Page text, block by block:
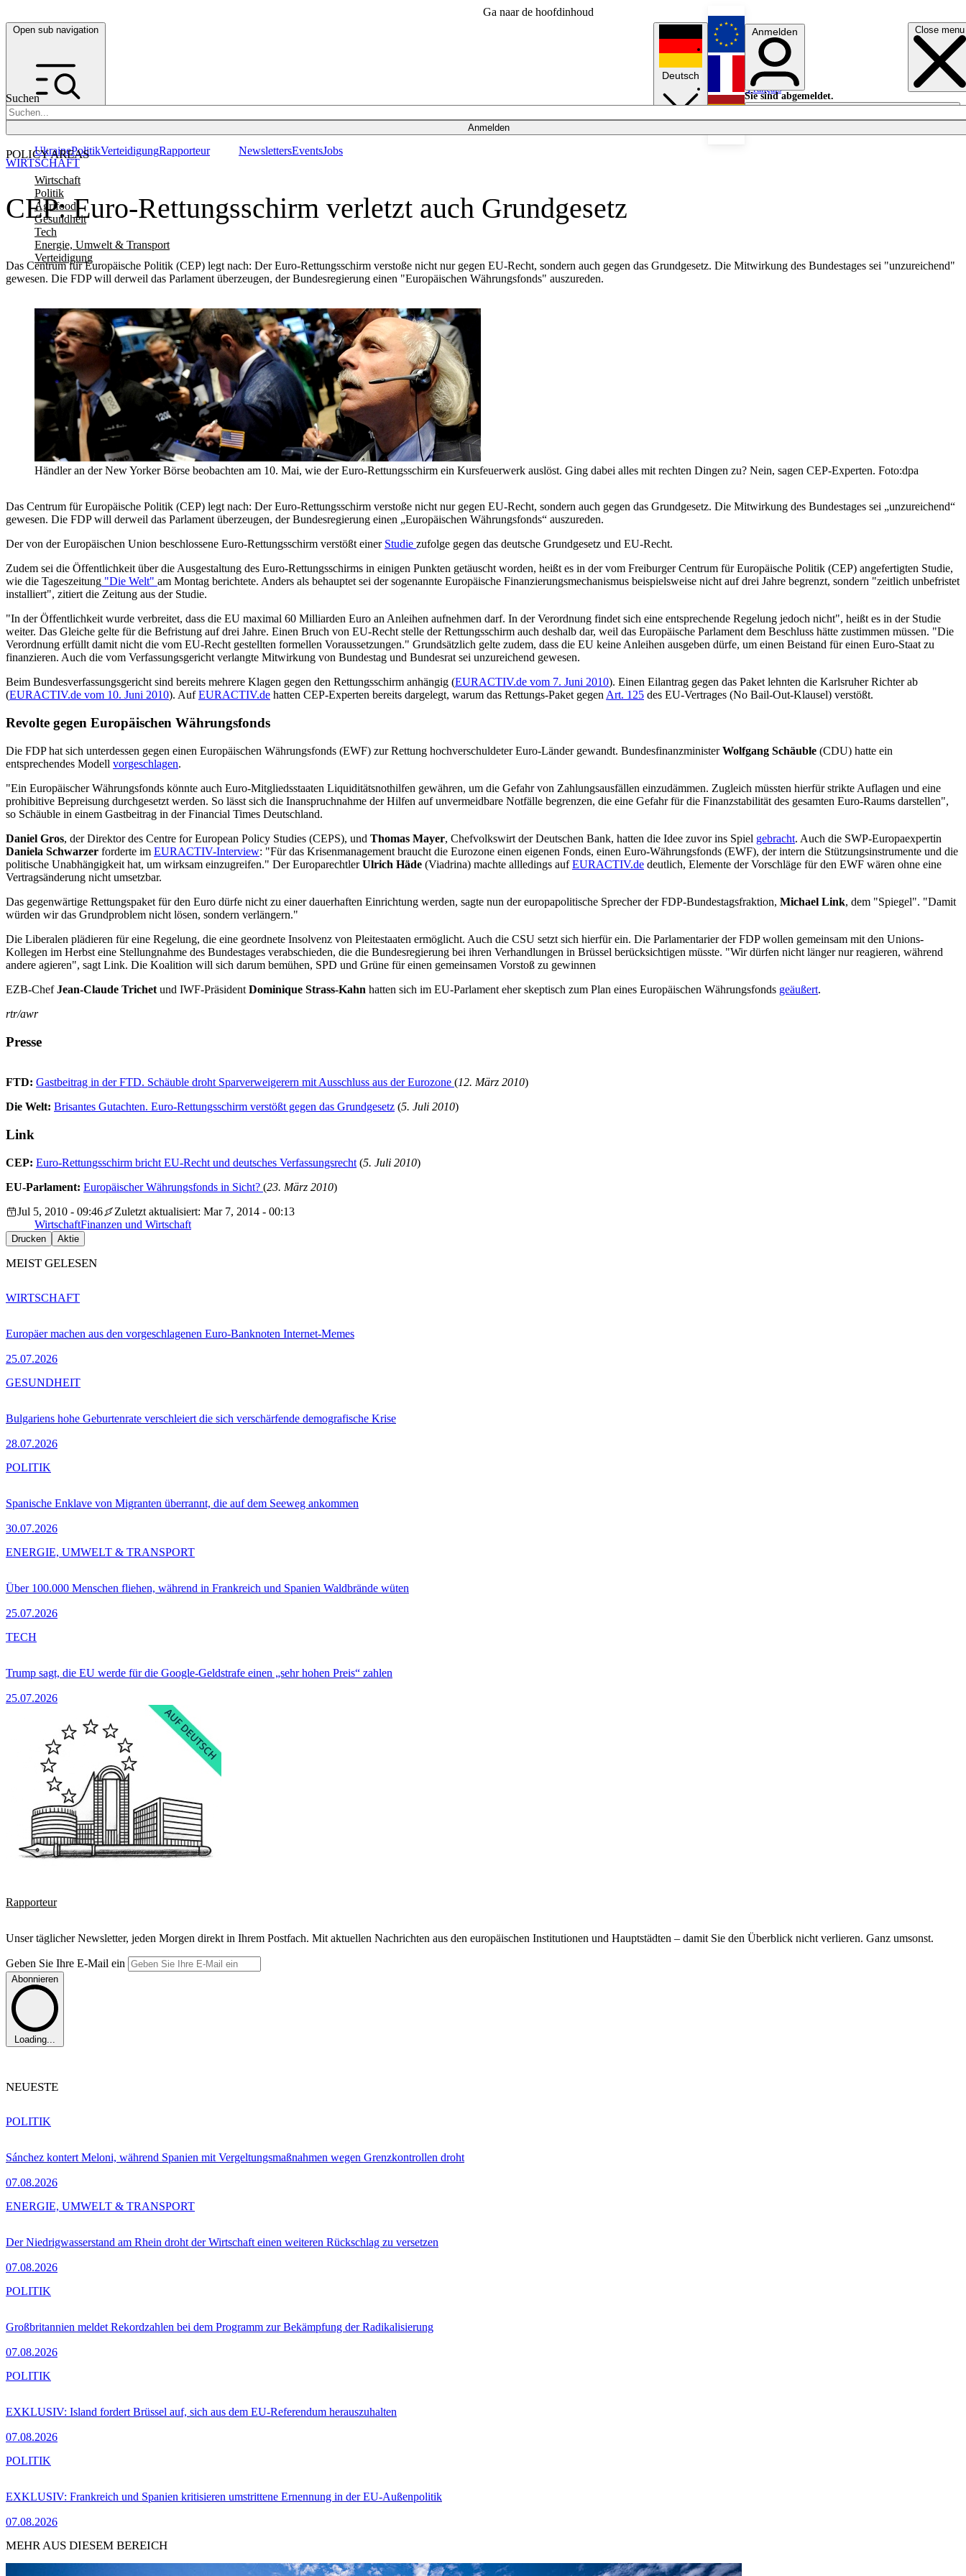
Ga naar de hoofdinhoud
Open sub navigation Close menu
Suchen
Anmelden
POLICY AREAS
Wirtschaft
Politik
Agrifood
Gesundheit
Tech
Energie, Umwelt & Transport
Verteidigung
UkrainePolitikVerteidigungRapporteur NewslettersEventsJobs
Deutsch
English
Français
Anmelden
Sie sind abgemeldet.
Anmelden
Licht aus
CEP: Euro-Rettungsschirm verletzt auch Grundgesetz
Das Centrum für Europäische Politik (CEP) legt nach: Der Euro-Rettungsschirm verstoße nicht nur gegen EU-Recht, sondern auch gegen das Grundgesetz. Die Mitwirkung des Bundestages sei "unzureichend"
gewesen. Die FDP will derweil das Parlament überzeugen, der Bundesregierung einen "Europäischen Währungsfonds" auszureden.
WIRTSCHAFT
Händler an der New Yorker Börse beobachten am 10. Mai, wie der Euro-Rettungsschirm ein Kursfeuerwerk auslöst. Ging dabei alles mit rechten Dingen zu? Nein, sagen CEP-Experten. Foto:dpa
Das Centrum für Europäische Politik (CEP) legt nach: Der Euro-Rettungsschirm verstoße nicht nur gegen EU-Recht, sondern auch gegen das Grundgesetz. Die Mitwirkung des Bundestages sei „unzureichend“
gewesen. Die FDP will derweil das Parlament überzeugen, der Bundesregierung einen „Europäischen Währungsfonds“ auszureden.
Der von der Europäischen Union beschlossene Euro-Rettungsschirm verstößt einer Studie zufolge gegen das deutsche Grundgesetz und EU-Recht.
Zudem sei die Öffentlichkeit über die Ausgestaltung des Euro-Rettungsschirms in einigen Punkten getäuscht worden, heißt es in der vom Freiburger Centrum für Europäische Politik (CEP) angefertigten Studie,
wie die Tageszeitung "Die Welt" am Montag berichtete. Anders als behauptet sei der sogenannte Europäische Finanzierungsmechanismus beispielsweise nicht auf drei Jahre begrenzt, sondern "zeitlich unbefristet
installiert", zitiert die Zeitung aus der Studie.
"In der Öffentlichkeit wurde verbreitet, dass die EU maximal 60 Milliarden Euro an Anleihen aufnehmen darf. In der Verordnung findet sich eine entsprechende Regelung jedoch nicht", heißt es in der Studie
weiter. Das Gleiche gelte für die Befristung auf drei Jahre. Einen Bruch von EU-Recht stelle der Rettungsschirm auch deshalb dar, weil das Europäische Parlament dem Beschluss hätte zustimmen müssen. "Die
Verordnung erfüllt damit nicht die vom EU-Recht gestellten formellen Voraussetzungen." Grundsätzlich gelte zudem, dass die EU keine Anleihen ausgeben dürfe, um einen Beistand für einen Euro-Staat zu
finanzieren. Auch die vom Verfassungsgericht verlangte Mitwirkung von Bundestag und Bundesrat sei unzureichend gewesen.
Beim Bundesverfassungsgericht sind bereits mehrere Klagen gegen den Rettungsschirm anhängig (EURACTIV.de vom 7. Juni 2010). Einen Eilantrag gegen das Paket lehnten die Karlsruher Richter ab
(EURACTIV.de vom 10. Juni 2010). AufEURACTIV.de hatten CEP-Experten bereits dargelegt, warum das Rettungs-Paket gegen Art. 125 des EU-Vertrages (No Bail-Out-Klausel) verstößt.
Revolte gegen Europäischen Währungsfonds
Die FDP hat sich unterdessen gegen einen Europäischen Währungsfonds (EWF) zur Rettung hochverschuldeter Euro-Länder gewandt. BundesfinanzministerWolfgang Schäuble (CDU) hatte ein
entsprechendes Modell vorgeschlagen.
"Ein Europäischer Währungsfonds könnte auch Euro-Mitgliedsstaaten Liquiditätsnothilfen gewähren, um die Gefahr von Zahlungsausfällen einzudämmen. Zugleich müssten hierfür strikte Auflagen und eine
prohibitive Bepreisung durchgesetzt werden. So lässt sich die Inanspruchnahme der Hilfen auf unvermeidbare Notfälle begrenzen, die eine Gefahr für die Finanzstabilität des gesamten Euro-Raums darstellen",
so Schäuble in einem Gastbeitrag in der Financial Times Deutschland.
Daniel Gros, der Direktor des Centre for European Policy Studies (CEPS), und Thomas Mayer, Chefvolkswirt der Deutschen Bank, hatten die Idee zuvor ins Spiel gebracht. Auch die SWP-Europaexpertin
Daniela Schwarzer forderte im EURACTIV-Interview: "Für das Krisenmanagement braucht die Eurozone einen eigenen Fonds, einen Euro-Währungsfonds (EWF), der intern die Stützungsinstrumente und die
politische Unabhängigkeit hat, um wirksam einzugreifen." Der EuroparechtlerUlrich Häde (Viadrina) machte allledings aufEURACTIV.de deutlich, Elemente der Vorschläge für den EWF wären ohne eine
Vertragsänderung nicht umsetzbar.
Das gegenwärtige Rettungspaket für den Euro dürfe nicht zu einer dauerhaften Einrichtung werden, sagte nun der europapolitische Sprecher der FDP-Bundestagsfraktion, Michael Link, dem "Spiegel". "Damit
würden wir das Grundproblem nicht lösen, sondern verlängern."
Die Liberalen plädieren für eine Regelung, die eine geordnete Insolvenz von Pleitestaaten ermöglicht. Auch die CSU setzt sich hierfür ein. Die Parlamentarier der FDP wollen gemeinsam mit den Unions-
Kollegen im Herbst eine Stellungnahme des Bundestages verabschieden, die die Bundesregierung bei ihren Verhandlungen in Brüssel berücksichtigen müsste. "Wir dürfen nicht länger nur reagieren, während
andere agieren", sagt Link. Die Koalition will sich darum bemühen, SPD und Grüne für einen gemeinsamen Vorstoß zu gewinnen
EZB-ChefJean-Claude Trichet und IWF-Präsident Dominique Strass-Kahn hatten sich im EU-Parlament eher skeptisch zum Plan eines Europäischen Währungsfonds geäußert.
rtr/awr
Presse
FTD: Gastbeitrag in der FTD. Schäuble droht Sparverweigerern mit Ausschluss aus der Eurozone (12. März 2010)
Die Welt: Brisantes Gutachten. Euro-Rettungsschirm verstößt gegen das Grundgesetz (5. Juli 2010)
Link
CEP: Euro-Rettungsschirm bricht EU-Recht und deutsches Verfassungsrecht (5. Juli 2010)
EU-Parlament: Europäischer Währungsfonds in Sicht? (23. März 2010)
Jul 5, 2010 - 09:46
Zuletzt aktualisiert: Mar 7, 2014 - 00:13
WirtschaftFinanzen und Wirtschaft
Drucken Aktie
MEIST GELESEN
Europäer machen aus den vorgeschlagenen Euro-Banknoten Internet-Memes
25.07.2026
WIRTSCHAFT
Bulgariens hohe Geburtenrate verschleiert die sich verschärfende demografische Krise
28.07.2026
GESUNDHEIT
Spanische Enklave von Migranten überrannt, die auf dem Seeweg ankommen
30.07.2026
POLITIK
Über 100.000 Menschen fliehen, während in Frankreich und Spanien Waldbrände wüten
25.07.2026
ENERGIE, UMWELT & TRANSPORT
Trump sagt, die EU werde für die Google-Geldstrafe einen „sehr hohen Preis“ zahlen
25.07.2026
TECH
Rapporteur
Unser täglicher Newsletter, jeden Morgen direkt in Ihrem Postfach. Mit aktuellen Nachrichten aus den europäischen Institutionen und Hauptstädten – damit Sie den Überblick nicht verlieren. Ganz umsonst.
Geben Sie Ihre E-Mail ein
Abonnieren
Loading...
NEUESTE
Sánchez kontert Meloni, während Spanien mit Vergeltungsmaßnahmen wegen Grenzkontrollen droht
07.08.2026
POLITIK
Der Niedrigwasserstand am Rhein droht der Wirtschaft einen weiteren Rückschlag zu versetzen
07.08.2026
ENERGIE, UMWELT & TRANSPORT
Großbritannien meldet Rekordzahlen bei dem Programm zur Bekämpfung der Radikalisierung
07.08.2026
POLITIK
EXKLUSIV: Island fordert Brüssel auf, sich aus dem EU-Referendum herauszuhalten
07.08.2026
POLITIK
EXKLUSIV: Frankreich und Spanien kritisieren umstrittene Ernennung in der EU-Außenpolitik
07.08.2026
POLITIK
MEHR AUS DIESEM BEREICH